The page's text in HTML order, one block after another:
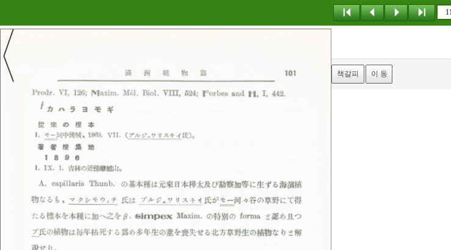
책갈피 이 동